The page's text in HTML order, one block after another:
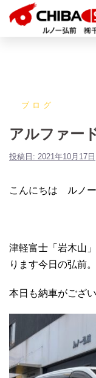
ブログ
アルファー
投稿日: 2021年10月17日
こんにちは ルノー
津軽富士「岩木山
ります今日の弘前。
本日も納車がござ